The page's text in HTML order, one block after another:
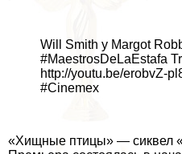
Will Smith y Margot
#MaestrosDeLaEstafa
http://youtu.be/erobvZ-
#Cinemex
«Хищные птицы» — сиквел